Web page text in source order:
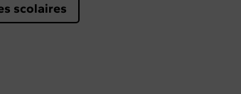
scolaires